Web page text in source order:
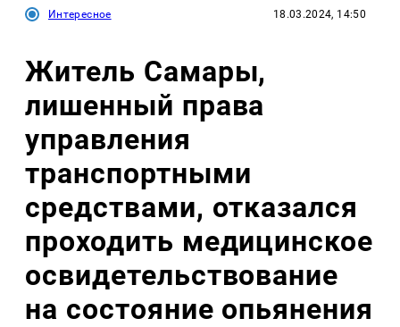
Интересное 18.03.2024, 14:50
Житель Самары,
лишенный права
управления
транспортными
средствами, отказался
проходить медицинское
освидетельствование
на состояние опьянения